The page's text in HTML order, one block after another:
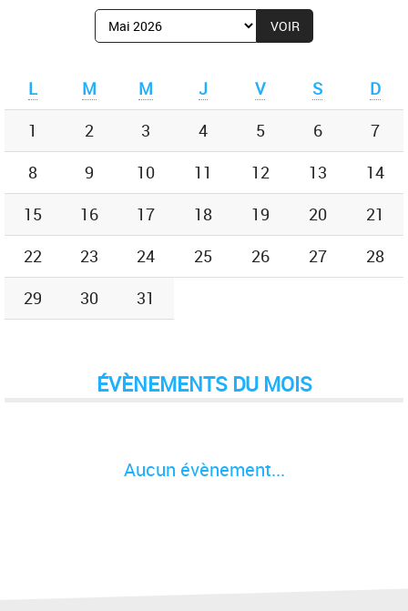
Afficher
le
de
:
L M M J V S
D
1
2 3 4 5 6
7
8
9 10 11 12 13
14
15
16 17 18 19 20
21
22
23 24 25 26 27
28
29
30 31
ÉVÈNEMENTS DU MOIS
Aucun évènement...